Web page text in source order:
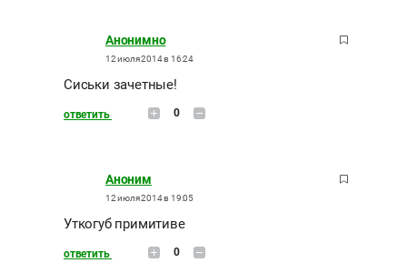
Анонимно
12 июля 2014 в 16:24
Сиськи зачетные!
ответить 0
Аноним
12 июля 2014 в 19:05
Уткогуб примитиве
ответить 0